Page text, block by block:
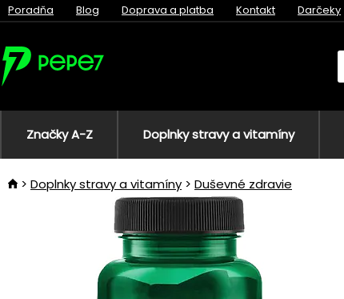
Poradňa Blog Doprava a platba Kontakt Darčeky
Značky A-Z Doplnky stravy a vitamíny
Doplnky stravy a vitamíny Duševné zdravie